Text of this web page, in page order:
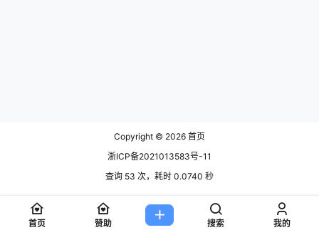
Copyright © 2026 首页
浙ICP备2021013583号-11
查询 53 次，耗时 0.0740 秒
首页 赞助 搜索 我的